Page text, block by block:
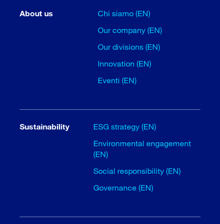
About us
Chi siamo (EN)
Our company (EN)
Our divisions (EN)
Innovation (EN)
Eventi (EN)
Sustainability
ESG strategy (EN)
Environmental engagement
(EN)
Social responsibility (EN)
Governance (EN)